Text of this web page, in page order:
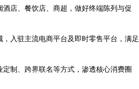
酒店、餐饮店、商超，做好终端陈列与促
，入驻主流电商平台及即时零售平台，满足
定制、跨界联名等方式，渗透核心消费圈